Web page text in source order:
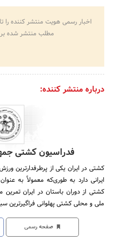
اخبار رسمی هویت منتشر کننده
مطلب منتشر شده
درباره منتشر کننده:
فدراسیون کشتی
کشتی در ایران یکی از پرطرفدارترین
ایرانی دارد به طوری‌که معمولاً به
کشتی از دوران باستان در ایران
ملی و محلی کشتی پهلوانی فراگیرترین
صفحه رسمی